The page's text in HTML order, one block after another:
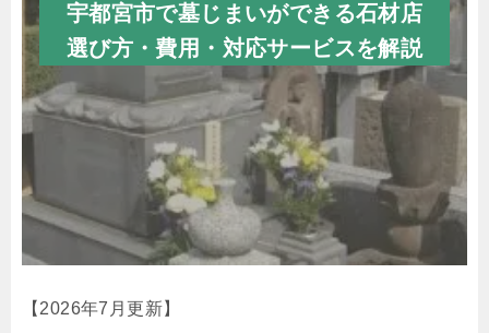
宇都宮市で墓じまいができる石材店
選び方・費用・対応サービスを解説
【2026年7月更新】